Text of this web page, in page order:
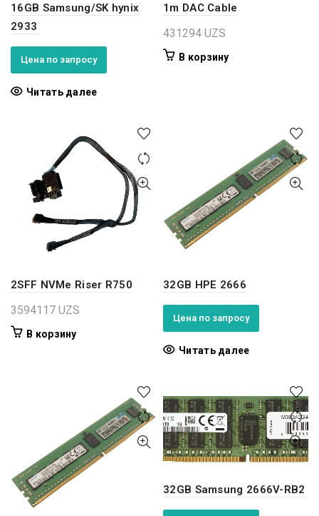
16GB Samsung/SK hynix
2933
Цена по запросу
Читать далее
1m DAC Cable
431294 UZS
В корзину
2SFF NVMe Riser R750
3594117 UZS
В корзину
32GB HPE 2666
Цена по запросу
Читать далее
32GB Samsung 2666V-RB2